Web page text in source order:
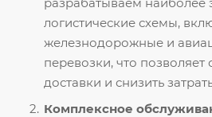
логистические схемы,
железнодорожные и
перевозки, что позволяет
доставки и снизить
Комплексное